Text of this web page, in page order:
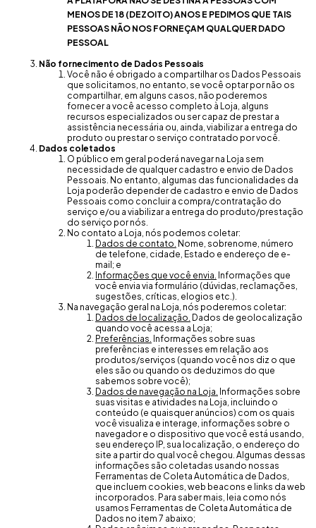
MENOS DE 18 (DEZOITO) ANOS E PEDIMOS QUE TAIS
PESSOAS NÃO NOS FORNEÇAM QUALQUER DADO
PESSOAL
Não fornecimento de Dados Pessoais
Você não é obrigado a compartilhar os Dados Pessoais
que solicitamos, no entanto, se você optar por não os
compartilhar, em alguns casos, não poderemos
fornecer a você acesso completo à Loja, alguns
recursos especializados ou ser capaz de prestar a
assistência necessária ou, ainda, viabilizar a entrega do
produto ou prestar o serviço contratado por você.
Dados coletados
O público em geral poderá navegar na Loja sem
necessidade de qualquer cadastro e envio de Dados
Pessoais. No entanto, algumas das funcionalidades da
Loja poderão depender de cadastro e envio de Dados
Pessoais como concluir a compra/contratação do
serviço e/ou a viabilizar a entrega do produto/prestação
do serviço por nós.
No contato a Loja, nós podemos coletar:
Dados de contato. Nome, sobrenome, número
de telefone, cidade, Estado e endereço de e-
mail; e
Informações que você envia. Informações que
você envia via formulário (dúvidas, reclamações,
sugestões, críticas, elogios etc.).
Na navegação geral na Loja, nós poderemos coletar:
Dados de localização. Dados de geolocalização
quando você acessa a Loja;
Preferências. Informações sobre suas
preferências e interesses em relação aos
produtos/serviços (quando você nos diz o que
eles são ou quando os deduzimos do que
sabemos sobre você);
Dados de navegação na Loja. Informações sobre
suas visitas e atividades na Loja, incluindo o
conteúdo (e quaisquer anúncios) com os quais
você visualiza e interage, informações sobre o
navegador e o dispositivo que você está usando,
seu endereço IP, sua localização, o endereço do
site a partir do qual você chegou. Algumas dessas
informações são coletadas usando nossas
Ferramentas de Coleta Automática de Dados,
que incluem cookies, web beacons e links da web
incorporados. Para saber mais, leia como nós
usamos Ferramentas de Coleta Automática de
Dados no item 7 abaixo;